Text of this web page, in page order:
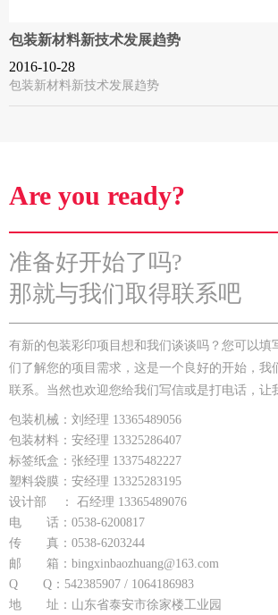
包装新材料新技术发展趋势
2016-10-28
包装新材料新技术发展趋势
Are you ready?
准备好开始了吗?
那就与我们取得联系吧
有新的包装彩印项目想和我们谈谈吗？您可以填
们了解您的项目需求，这是一个良好的开始，我
联系。当然也欢迎您给我们写信或是打电话，让
包装机械：刘经理 13365489056
包装材料：安经理 13325286407
标签纸盒：张经理 13375482227
塑料袋膜：安经理 13325283195
设计部 ： 石经理 13365489076
电 话：0538-6200817
传 真：0538-6203244
邮 箱：bingxinbaozhuang@163.com
Q Q：542385907 / 1064186983
地 址：山东省泰安市徐家楼工业园